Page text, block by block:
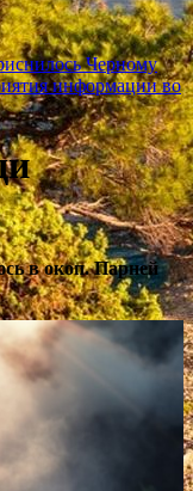
Черному
информации во
в окоп. Парней